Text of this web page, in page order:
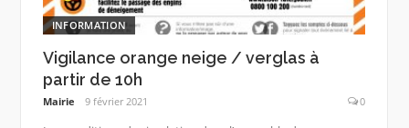
INFORMATION
Vigilance orange neige / verglas à
partir de 10h
Mairie 9 février 2021 0